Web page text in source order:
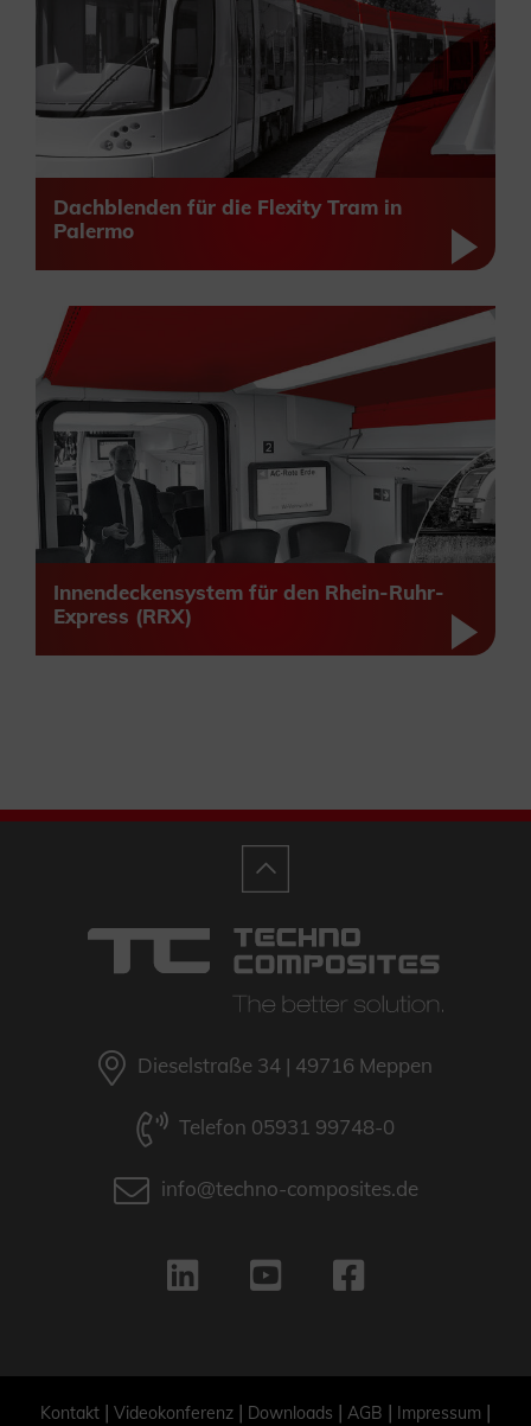
Dachblenden für die Flexity Tram in
Palermo
Innendeckensystem für den Rhein-Ruhr-
Express (RRX)
Dieselstraße 34 | 49716 Meppen
Telefon 05931 99748-0
info@techno-composites.de
Kontakt | Videokonferenz | Downloads | AGB | Impressum |